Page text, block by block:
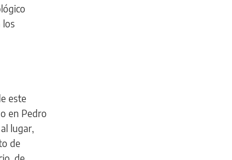
los
este
en Pedro
lugar,
de